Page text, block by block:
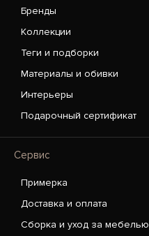
Бренды
Коллекции
Теги и подборки
Материалы и обивки
Интерьеры
Подарочный сертификат
Сервис
Примерка
Доставка и оплата
Сборка и уход за мебелью